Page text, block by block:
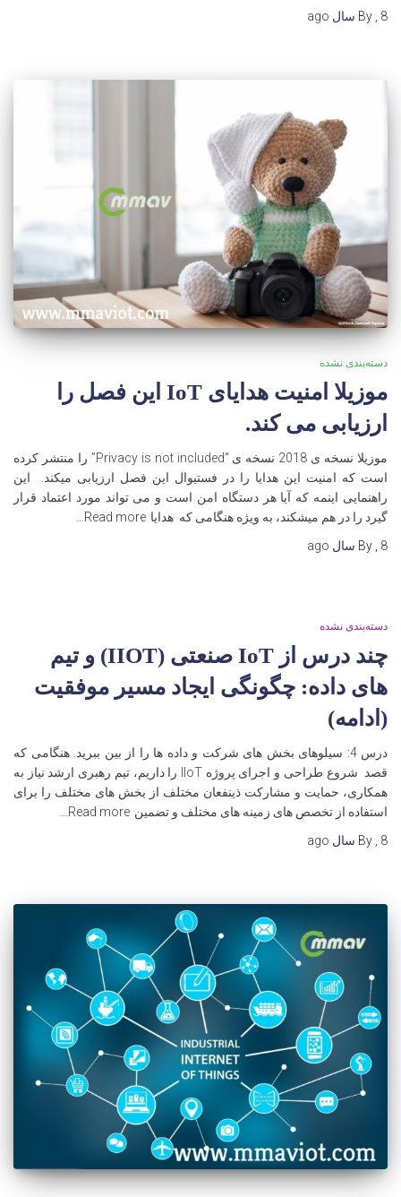
By 8 سال
دسته‌بندی نشده
موزیلا امنیت هدایای IoT این فصل را
ارزیابی می کند.
موزیلا نسخه ی 2018 نسخه ی “Privacy is not included” را منتشر کرده
است که امنیت این هدایا را در فستیوال این فصل ارزیابی میکند. این
راهنمایی اینمه که آیا هر دستگاه امن است و می تواند مورد اعتماد قرار
گیرد را در هم میشکند، به ویژه هنگامی که هدایا Read more…
By
8 سال
دسته‌بندی نشده
چند درس از IoT صنعتی (IIOT) و تیم
های داده: چگونگی ایجاد مسیر موفقیت
(ادامه)
درس 4: سیلوهای بخش های شرکت و داده ها را از بین ببرید. هنگامی که
قصد شروع طراحی و اجرای پروژه IIoT را داریم، تیم رهبری ارشد نیاز به
همکاری، حمایت و مشارکت ذینفعان مختلف از بخش های مختلف را برای
استفاده از تخصص های زمینه های مختلف و تضمین Read more…
By
8 سال